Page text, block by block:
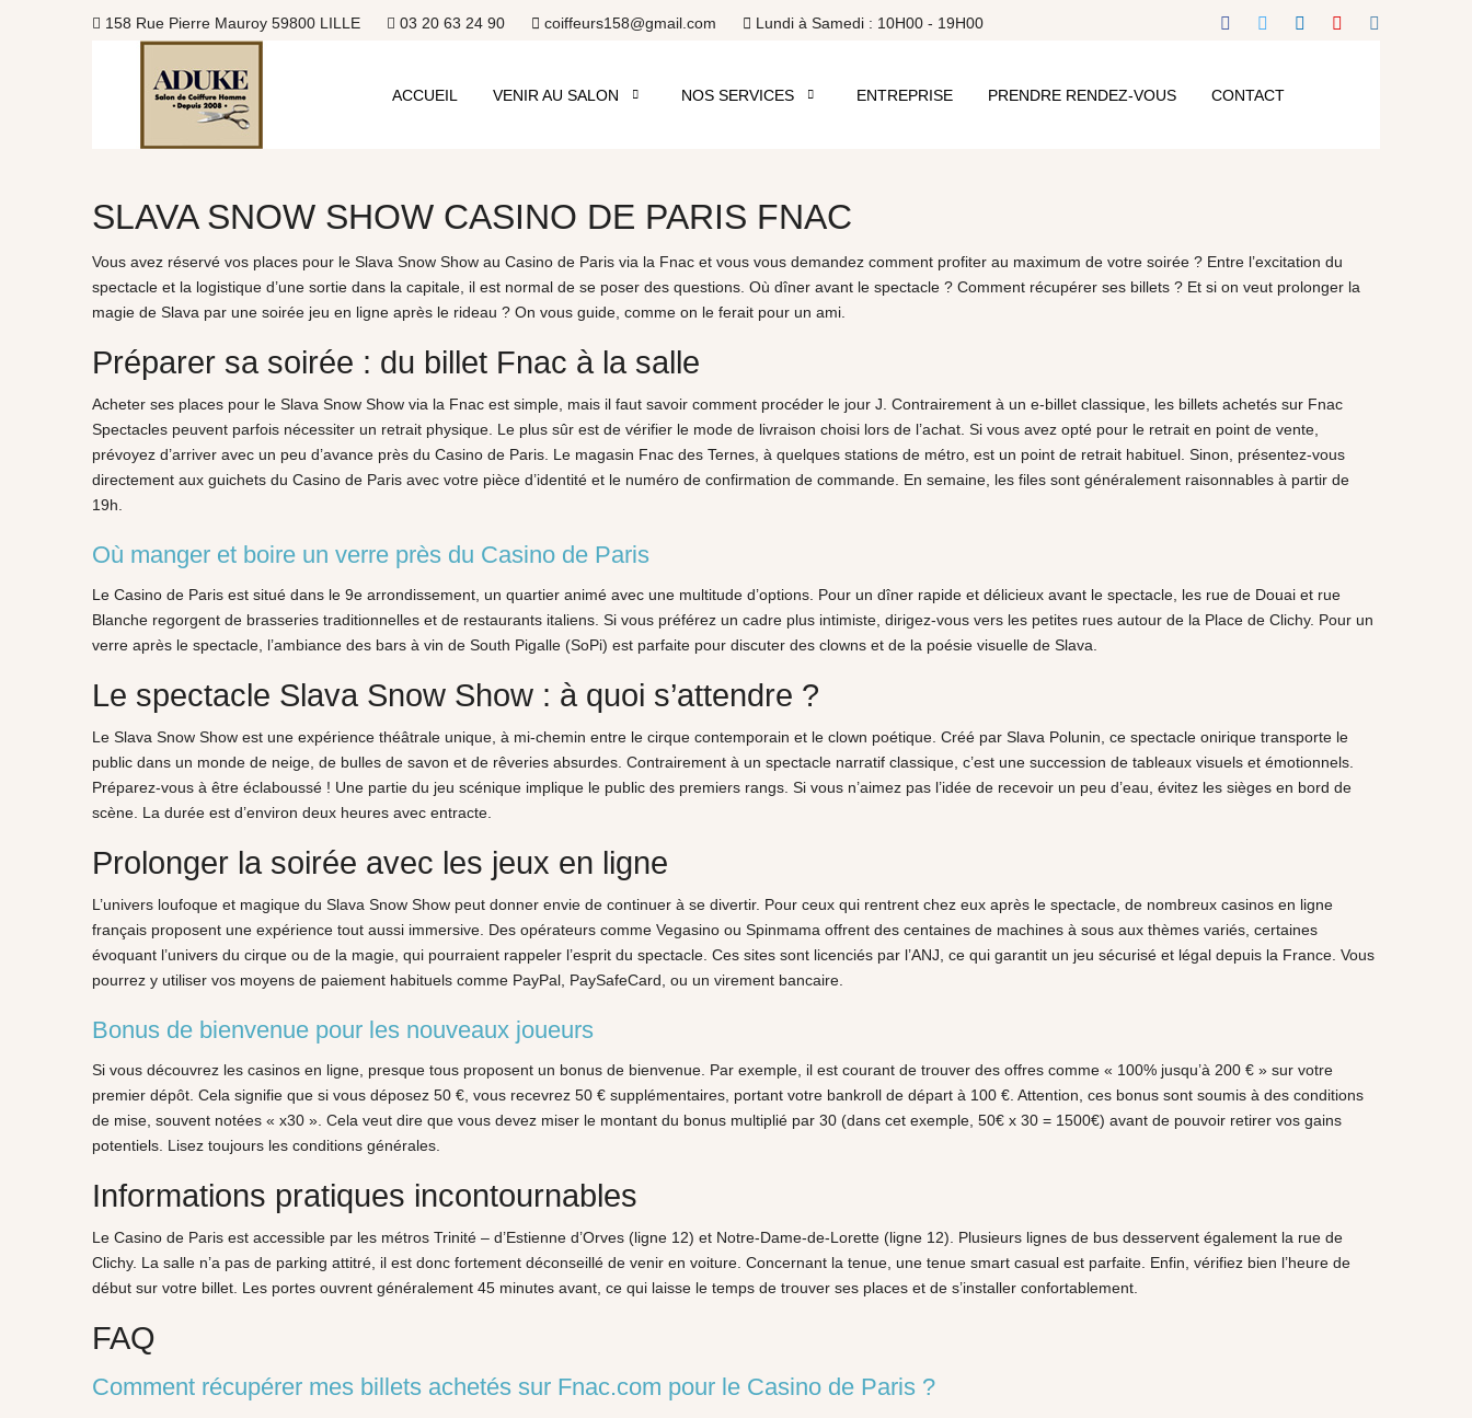
158 Rue Pierre Mauroy 59800 LILLE 03 20 63 24 90 coiffeurs158@gmail.com Lundi à Samedi : 10H00 - 19H00
ACCUEIL VENIR AU SALON NOS SERVICES ENTREPRISE PRENDRE RENDEZ-VOUS CONTACT
SLAVA SNOW SHOW CASINO DE PARIS FNAC
Vous avez réservé vos places pour le Slava Snow Show au Casino de Paris via la Fnac et vous vous demandez comment profiter au maximum de votre soirée ? Entre l’excitation du
spectacle et la logistique d’une sortie dans la capitale, il est normal de se poser des questions. Où dîner avant le spectacle ? Comment récupérer ses billets ? Et si on veut prolonger la
magie de Slava par une soirée jeu en ligne après le rideau ? On vous guide, comme on le ferait pour un ami.
Préparer sa soirée : du billet Fnac à la salle
Acheter ses places pour le Slava Snow Show via la Fnac est simple, mais il faut savoir comment procéder le jour J. Contrairement à un e-billet classique, les billets achetés sur Fnac
Spectacles peuvent parfois nécessiter un retrait physique. Le plus sûr est de vérifier le mode de livraison choisi lors de l’achat. Si vous avez opté pour le retrait en point de vente,
prévoyez d’arriver avec un peu d’avance près du Casino de Paris. Le magasin Fnac des Ternes, à quelques stations de métro, est un point de retrait habituel. Sinon, présentez-vous
directement aux guichets du Casino de Paris avec votre pièce d’identité et le numéro de confirmation de commande. En semaine, les files sont généralement raisonnables à partir de
19h.
Où manger et boire un verre près du Casino de Paris
Le Casino de Paris est situé dans le 9e arrondissement, un quartier animé avec une multitude d’options. Pour un dîner rapide et délicieux avant le spectacle, les rue de Douai et rue
Blanche regorgent de brasseries traditionnelles et de restaurants italiens. Si vous préférez un cadre plus intimiste, dirigez-vous vers les petites rues autour de la Place de Clichy. Pour un
verre après le spectacle, l’ambiance des bars à vin de South Pigalle (SoPi) est parfaite pour discuter des clowns et de la poésie visuelle de Slava.
Le spectacle Slava Snow Show : à quoi s’attendre ?
Le Slava Snow Show est une expérience théâtrale unique, à mi-chemin entre le cirque contemporain et le clown poétique. Créé par Slava Polunin, ce spectacle onirique transporte le
public dans un monde de neige, de bulles de savon et de rêveries absurdes. Contrairement à un spectacle narratif classique, c’est une succession de tableaux visuels et émotionnels.
Préparez-vous à être éclaboussé ! Une partie du jeu scénique implique le public des premiers rangs. Si vous n’aimez pas l’idée de recevoir un peu d’eau, évitez les sièges en bord de
scène. La durée est d’environ deux heures avec entracte.
Prolonger la soirée avec les jeux en ligne
L’univers loufoque et magique du Slava Snow Show peut donner envie de continuer à se divertir. Pour ceux qui rentrent chez eux après le spectacle, de nombreux casinos en ligne
français proposent une expérience tout aussi immersive. Des opérateurs comme Vegasino ou Spinmama offrent des centaines de machines à sous aux thèmes variés, certaines
évoquant l’univers du cirque ou de la magie, qui pourraient rappeler l’esprit du spectacle. Ces sites sont licenciés par l’ANJ, ce qui garantit un jeu sécurisé et légal depuis la France. Vous
pourrez y utiliser vos moyens de paiement habituels comme PayPal, PaySafeCard, ou un virement bancaire.
Bonus de bienvenue pour les nouveaux joueurs
Si vous découvrez les casinos en ligne, presque tous proposent un bonus de bienvenue. Par exemple, il est courant de trouver des offres comme « 100% jusqu’à 200 € » sur votre
premier dépôt. Cela signifie que si vous déposez 50 €, vous recevrez 50 € supplémentaires, portant votre bankroll de départ à 100 €. Attention, ces bonus sont soumis à des conditions
de mise, souvent notées « x30 ». Cela veut dire que vous devez miser le montant du bonus multiplié par 30 (dans cet exemple, 50€ x 30 = 1500€) avant de pouvoir retirer vos gains
potentiels. Lisez toujours les conditions générales.
Informations pratiques incontournables
Le Casino de Paris est accessible par les métros Trinité – d’Estienne d’Orves (ligne 12) et Notre-Dame-de-Lorette (ligne 12). Plusieurs lignes de bus desservent également la rue de
Clichy. La salle n’a pas de parking attitré, il est donc fortement déconseillé de venir en voiture. Concernant la tenue, une tenue smart casual est parfaite. Enfin, vérifiez bien l’heure de
début sur votre billet. Les portes ouvrent généralement 45 minutes avant, ce qui laisse le temps de trouver ses places et de s’installer confortablement.
FAQ
Comment récupérer mes billets achetés sur Fnac.com pour le Casino de Paris ?